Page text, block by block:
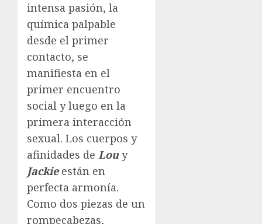
intensa pasión, la
química palpable
desde el primer
contacto, se
manifiesta en el
primer encuentro
social y luego en la
primera interacción
sexual. Los cuerpos y
afinidades de Louy
Jackieestán en
perfecta armonía.
Como dos piezas de un
rompecabezas,